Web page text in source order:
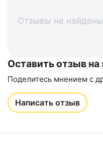
Отзывы не найдены
Оставить отзыв на
Поделитесь мнением с
Написать отзыв